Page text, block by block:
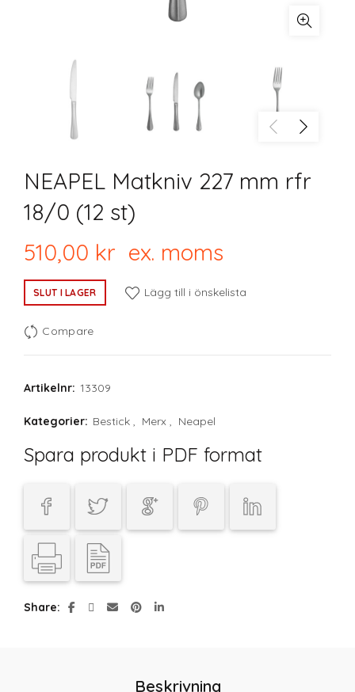
NEAPEL Matkniv 227 mm rfr
18/0 (12 st)
510,00 kr ex. moms
SLUT I LAGER Lägg till i önskelista
Compare
Artikelnr: 13309
Kategorier: Bestick , Merx , Neapel
Spara produkt i PDF format
Share
Beskrivning